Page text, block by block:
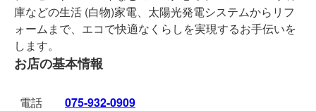
庫などの生活 (白物)家電、太陽光発電システムからリフ
ォームまで、エコで快適なくらしを実現するお手伝いを
します。
お店の基本情報
電話 075-932-0909